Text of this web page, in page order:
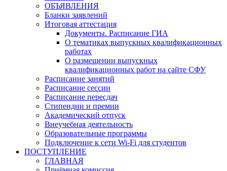
ОБЪЯВЛЕНИЯ
Бланки заявлений
Итоговая аттестация
Документы. Расписание ГИА
О тематиках выпускных квалификационных
работах
О размещении выпускных
квалификационных работ на сайте СФУ
Расписание занятий
Расписание сессии
Расписание пересдач
Стипендии и премии
Академический отпуск
Внеучебная деятельность
Образовательные программы
Подключение к сети Wi-Fi для студентов
ПОСТУПЛЕНИЕ
ГЛАВНАЯ